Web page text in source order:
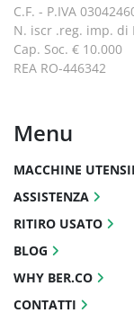
C.F. - P.IVA
N. iscr .reg. imp. di
Cap. Soc. € 10.000
REA RO-446342
Menu
MACCHINE
ASSISTENZA
RITIRO USATO
BLOG
WHY BER.CO
CONTATTI